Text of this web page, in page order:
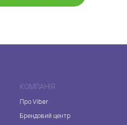
КОМПАНІЯ
Про Viber
Брендовий центр